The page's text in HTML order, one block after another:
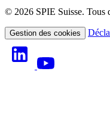
© 2026 SPIE Suisse. Tous
Gestion des cookies